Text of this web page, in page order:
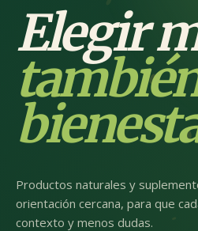
Elegir
Productos naturales y
orientación cercana, para que
contexto y menos dudas.